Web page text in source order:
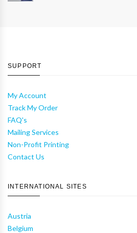
SUPPORT
My Account
Track My Order
FAQ's
Mailing Services
Non-Profit Printing
Contact Us
INTERNATIONAL SITES
Austria
Belgium